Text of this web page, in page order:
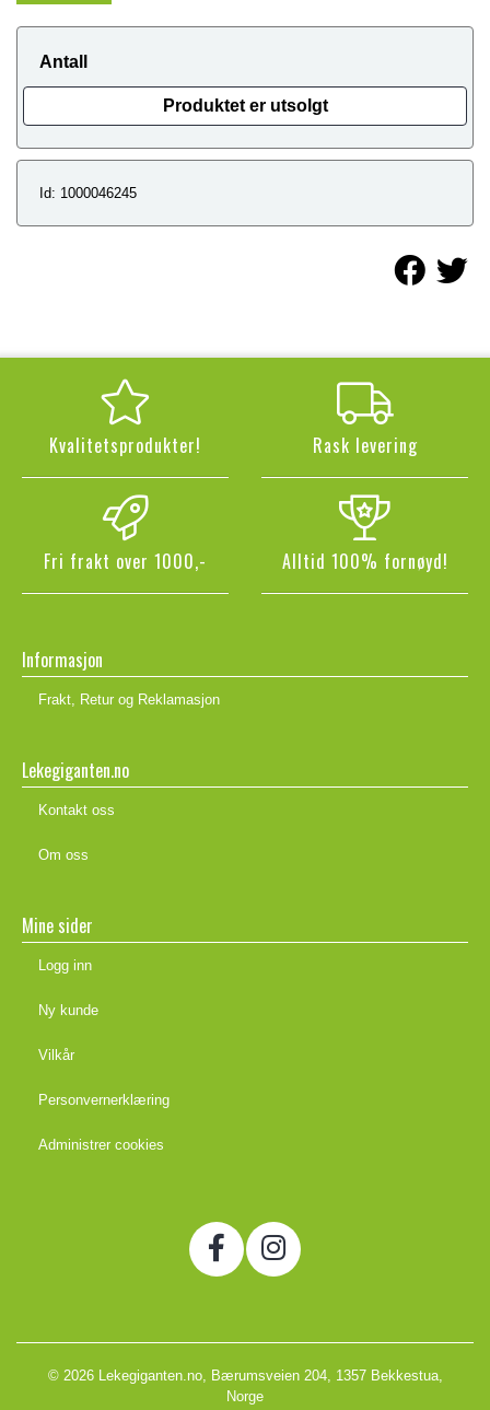
Antall
Produktet er utsolgt
Id: 1000046245
Kvalitetsprodukter! Rask levering
Fri frakt over 1000,- Alltid 100% fornøyd!
Informasjon
Frakt, Retur og Reklamasjon
Lekegiganten.no
Kontakt oss
Om oss
Mine sider
Logg inn
Ny kunde
Vilkår
Personvernerklæring
Administrer cookies
© 2026 Lekegiganten.no, Bærumsveien 204, 1357 Bekkestua,
Norge